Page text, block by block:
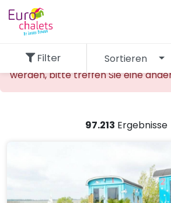
Die gewünschte Unterkunft kann
werden, bitte treffen Sie eine
97.213 Ergebnisse
Filter Sortieren